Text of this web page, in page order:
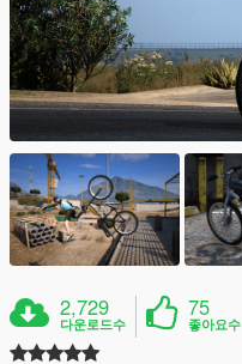
2,729
다운로드수
75
좋아요수